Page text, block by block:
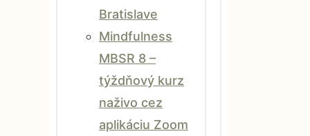
Bratislave
Mindfulness
MBSR 8 –
týždňový kurz
naživo cez
aplikáciu Zoom